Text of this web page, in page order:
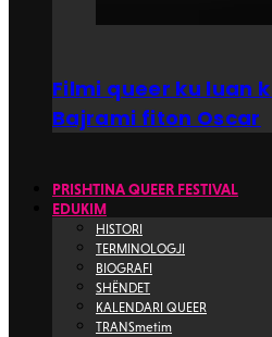
Filmi queer ku luan
Bajrami fiton Oscar
PRISHTINA QUEER FESTIVAL
EDUKIM
HISTORI
TERMINOLOGJI
BIOGRAFI
SHËNDET
KALENDARI QUEER
TRANSmetim